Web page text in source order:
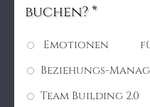
buchen? *
Emotionen
Beziehungs-
Team Building 2.0